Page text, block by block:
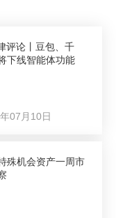
评论丨豆包、千
下线智能体功能
07月10日
殊机会资产一周市